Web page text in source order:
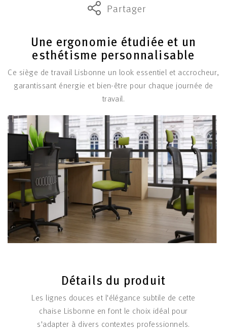
Partager
Une ergonomie étudiée et un
esthétisme personnalisable
Ce siège de travail Lisbonne un look essentiel et accrocheur,
garantissant énergie et bien-être pour chaque journée de
travail.
Détails du produit
Les lignes douces et l'élégance subtile de cette
chaise Lisbonne en font le choix idéal pour
s'adapter à divers contextes professionnels.